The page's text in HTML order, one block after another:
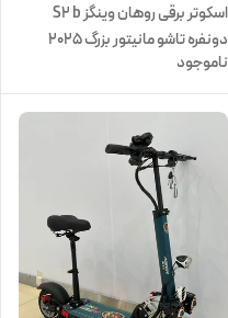
اسکوتر برقی روهان وینگز S2 b
دونفره تاشو مانیتور بزرگ 2025
ناموجود